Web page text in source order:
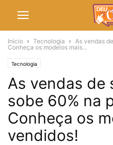
Início Tecnologia
As vendas
Conheça os modelos mais...
Tecnologia
As vendas de
sobe 60% na
Conheça os
vendidos!